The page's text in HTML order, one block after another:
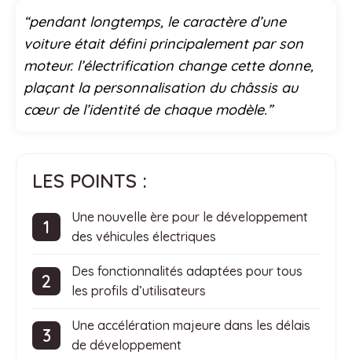
“pendant longtemps, le caractère d’une
voiture était défini principalement par son
moteur. l’électrification change cette donne,
plaçant la personnalisation du châssis au
cœur de l’identité de chaque modèle.”
LES POINTS :
Une nouvelle ère pour le développement
des véhicules électriques
Des fonctionnalités adaptées pour tous
les profils d’utilisateurs
Une accélération majeure dans les délais
de développement